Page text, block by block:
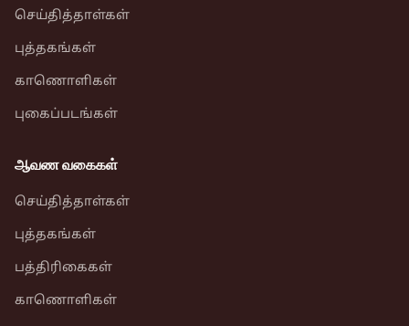
செய்தித்தாள்கள்
புத்தகங்கள்
காணொளிகள்
புகைப்படங்கள்
ஆவண வகைகள்
செய்தித்தாள்கள்
புத்தகங்கள்
பத்திரிகைகள்
காணொளிகள்